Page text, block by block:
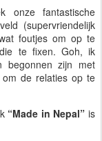
onze fantastische
(supervriendelijk
foutjes om op te
te fixen. Goh, ik
begonnen zijn met
de relaties op te
“Made in Nepal” is